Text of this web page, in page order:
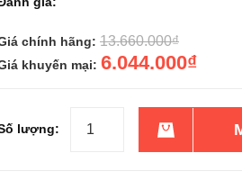
chính hãng: 13.660.000₫
khuyến mại: 6.044.000₫
lượng: